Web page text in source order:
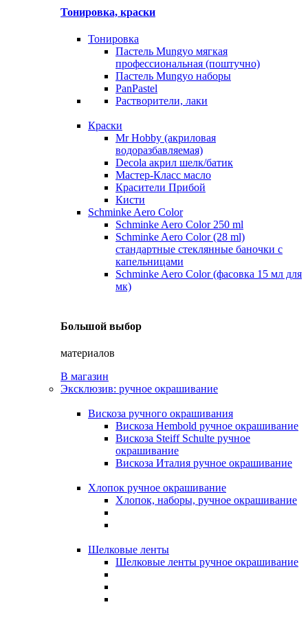
Тонировка, краски
Тонировка
Пастель Mungyo мягкая
профессиональная (поштучно)
Пастель Mungyo наборы
PanPastel
Растворители, лаки
Краски
Mr Hobby (акриловая
водоразбавляемая)
Decola акрил шелк/батик
Мастер-Класс масло
Красители Прибой
Кисти
Schminke Aero Color
Schminke Aero Color 250 ml
Schminke Aero Color (28 ml)
стандартные стеклянные баночки с
капельницами
Schminke Aero Color (фасовка 15 мл для
мк)
Большой выбор
материалов
В магазин
Эксклюзив: ручное окрашивание
Вискоза ручного окрашивания
Вискоза Hembold ручное окрашивание
Вискоза Steiff Schulte ручное
окрашивание
Вискоза Италия ручное окрашивание
Хлопок ручное окрашивание
Хлопок, наборы, ручное окрашивание
Шелковые ленты
Шелковые ленты ручное окрашивание